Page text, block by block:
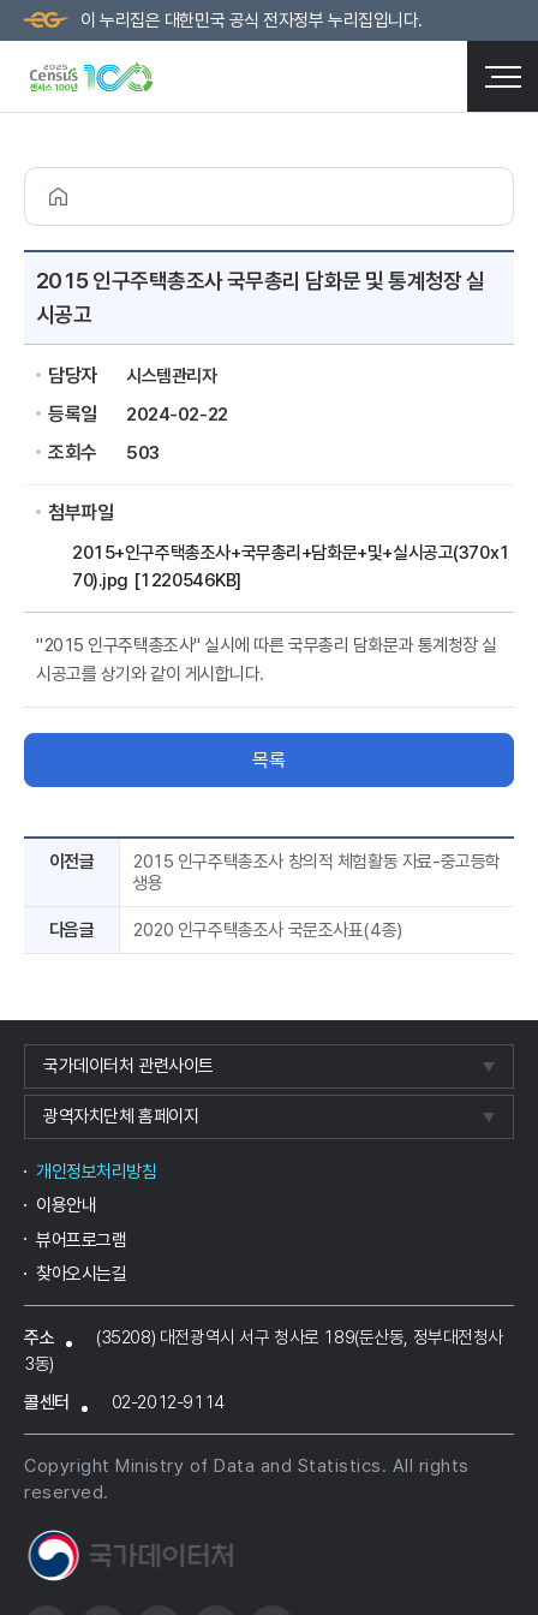
이 누리집은 대한민국 공식 전자정부 누리집입니다.
2015 인구주택총조사 국무총리 담화문 및 통계청장 실
시공고
담당자 시스템관리자
등록일 2024-02-22
조회수 503
첨부파일
2015+인구주택총조사+국무총리+담화문+및+실시공고(370x1
70).jpg [1220546KB]
"2015 인구주택총조사" 실시에 따른 국무총리 담화문과 통계청장 실
시공고를 상기와 같이 게시합니다.
목록
이전글
2015 인구주택총조사 창의적 체험활동 자료-중고등학
생용
다음글 2020 인구주택총조사 국문조사표(4종)
개인정보처리방침
이용안내
뷰어프로그램
찾아오시는길
국가데이터처 관련사이트
광역자치단체 홈페이지
주소
(35208) 대전광역시 서구 청사로 189(둔산동, 정부대전청사
3동)
콜센터
02-2012-9114
Copyright Ministry of Data and Statistics. All rights
reserved.